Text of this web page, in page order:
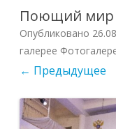
Поющий мир
Опубликовано
галерее
← Предыдущее